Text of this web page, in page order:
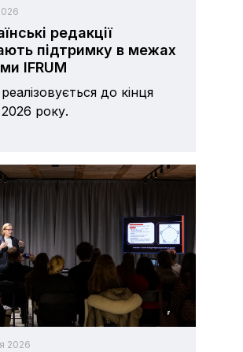
редакції
підтримку в межах
IFRUM
до кінця
року.
2026